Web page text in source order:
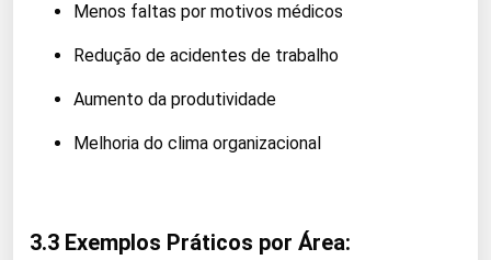
Menos faltas por motivos médicos
Redução de acidentes de trabalho
Aumento da produtividade
Melhoria do clima organizacional
3.3 Exemplos Práticos por Área: